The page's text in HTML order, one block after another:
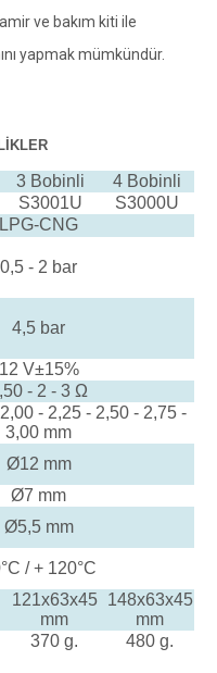
ve bakım kiti ile
yapmak mümkündür.
3 Bobinli
4 Bobinli
S3001U
S3000U
LPG-CNG
0,5 - 2 bar
4,5 bar
12 V±15%
- 2 - 3 Ω
- 2,25 - 2,50 - 2,75 -
3,00 mm
Ø12 mm
Ø7 mm
Ø5,5 mm
/ + 120°C
121x63x45
mm
148x63x45
mm
370 g. 480 g.